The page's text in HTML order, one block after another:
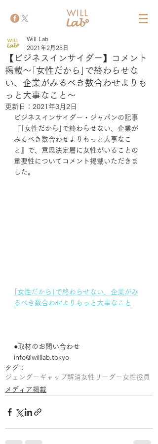
【ビジネスインサイダー】コメント
掲載～｢女性だから｣で終わらせな
い、企業がみるべき数合わせよりも
っと大事なこと～
Will Lab
2021年2月28日
更新日： 2021年3月2日
ビジネスインサイダー・ジャパンの記事
『｢女性だから｣で終わらせない、企業が
みるべき数合わせよりもっと大事なこ
と』で、意思決定層に女性がいることの
重要性についてコメント掲載いただきま
した。
｢女性だから｣で終わらせない、企業がみ
るべき数合わせよりもっと大事なこと
●取材のお問い合わせ
info@willlab.tokyo
タグ：
ジェンダーギャップ解消 女性リーダー女性役員
メディア掲載